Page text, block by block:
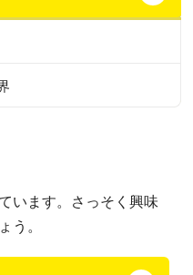
います。さっそく興味
う。